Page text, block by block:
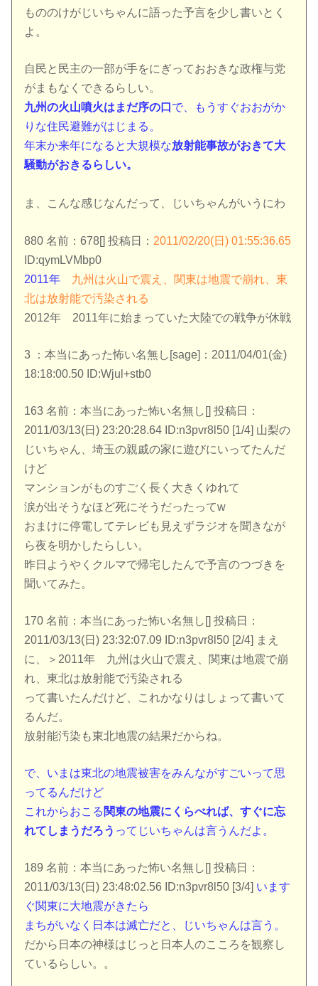
もののけがじいちゃんに語った予言を少し書いとく
よ。
自民と民主の一部が手をにぎっておおきな政権与党
がまもなくできるらしい。
九州の火山噴火はまだ序の口 で、もうすぐおおがか
りな住民避難がはじまる。
年末か来年になると大規模な放射能事故がおきて大
騒動がおきるらしい。
ま、こんな感じなんだって、じいちゃんがいうにわ
880 名前：678[] 投稿日： 2011/02/20(日) 01:55:36.65
ID:qymLVMbp0
2011年 九州は火山で震え、関東は地震で崩れ、東
北は放射能で汚染される
2012年 2011年に始まっていた大陸での戦争が休戦
3 ：本当にあった怖い名無し[sage]：2011/04/01(金)
18:18:00.50 ID:Wjul+stb0
163 名前：本当にあった怖い名無し[] 投稿日：
2011/03/13(日) 23:20:28.64 ID:n3pvr8l50 [1/4] 山梨の
じいちゃん、埼玉の親戚の家に遊びにいってたんだ
けど
マンションがものすごく長く大きくゆれて
涙が出そうなほど死にそうだったってw
おまけに停電してテレビも見えずラジオを聞きなが
ら夜を明かしたらしい。
昨日ようやくクルマで帰宅したんで予言のつづきを
聞いてみた。
170 名前：本当にあった怖い名無し[] 投稿日：
2011/03/13(日) 23:32:07.09 ID:n3pvr8l50 [2/4] まえ
に、＞2011年 九州は火山で震え、関東は地震で崩
れ、東北は放射能で汚染される
って書いたんだけど、これかなりはしょって書いて
るんだ。
放射能汚染も東北地震の結果だからね。
で、いまは東北の地震被害をみんながすごいって思
ってるんだけど
これからおこる 関東の地震にくらべれば、すぐに忘
れてしまうだろう ってじいちゃんは言うんだよ。
189 名前：本当にあった怖い名無し[] 投稿日：
2011/03/13(日) 23:48:02.56 ID:n3pvr8l50 [3/4] います
ぐ関東に大地震がきたら
まちがいなく日本は滅亡だと、じいちゃんは言う。
だから日本の神様はじっと日本人のこころを観察し
ているらしい。。